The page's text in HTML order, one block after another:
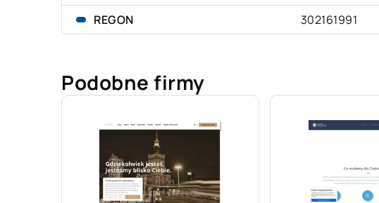
REGON
302161991
Podobne firmy